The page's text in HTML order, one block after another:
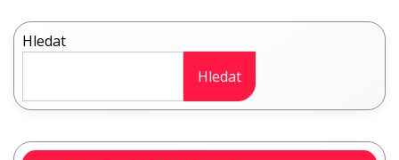
Hledat
Hledat